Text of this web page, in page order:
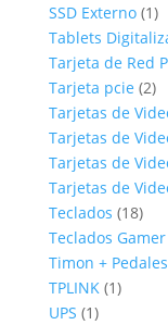
productos
SSD Externo 11
Tablets
Tarjeta de Red
Tarjeta pcie 22
Tarjetas de
Tarjetas de
Tarjetas de
Tarjetas de
Teclados 1818
Teclados Gamer
Timon + Pedales
TPLINK 11
UPS 11